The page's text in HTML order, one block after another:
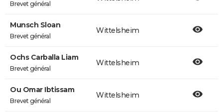
Brevet général
Munsch Sloan
Brevet général
Wittelsheim
Ochs Carballa Liam
Brevet général
Wittelsheim
Ou Omar Ibtissam
Brevet général
Wittelsheim